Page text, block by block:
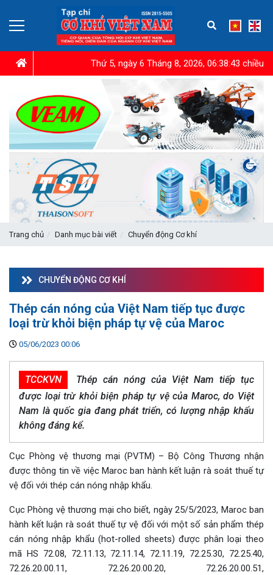
Thứ 5, ngày 6 Tháng 8, 2026, 06:38:44 chiều
Trang chủ Danh mục bài viết Chuyển động Cơ khí
CHUYỂN ĐỘNG CƠ KHÍ
Thép cán nóng của Việt Nam tiếp tục được
loại trừ khỏi biện pháp tự vệ của Maroc
05/06/2023 00:06
TCCKVN
Thép cán nóng của Việt Nam tiếp tục
được loại trừ khỏi biện pháp tự vệ của Maroc, do Việt
Nam là quốc gia đang phát triển, có lượng nhập khẩu
không đáng kể.
Cục Phòng vệ thương mại (PVTM) – Bộ Công Thương nhận
được thông tin về việc Maroc ban hành kết luận rà soát thuế tự
vệ đối với thép cán nóng nhập khẩu.
Cục Phòng vệ thương mại cho biết, ngày 25/5/2023, Maroc ban
hành kết luận rà soát thuế tự vệ đối với một số sản phẩm thép
cán nóng nhập khẩu (hot-rolled sheets) được phân loại theo
mã HS 72.08, 72.11.13, 72.11.14, 72.11.19, 72.25.30, 72.25.40,
72.26.20.00.11, 72.26.20.00.20, 72.26.20.00.51,